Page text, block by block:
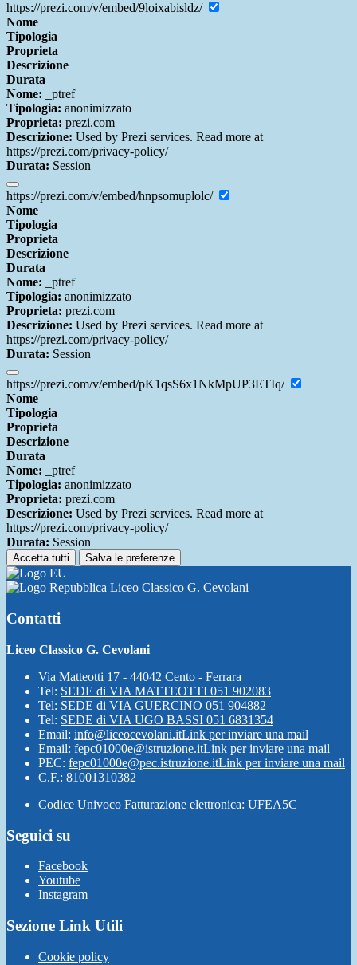
https://prezi.com/v/embed/9loixabisldz/
Nome
Tipologia
Proprieta
Descrizione
Durata
Nome: _ptref
Tipologia: anonimizzato
Proprieta: prezi.com
Descrizione: Used by Prezi services. Read more at
https://prezi.com/privacy-policy/
Durata: Session
https://prezi.com/v/embed/hnpsomuplolc/
Nome
Tipologia
Proprieta
Descrizione
Durata
Nome: _ptref
Tipologia: anonimizzato
Proprieta: prezi.com
Descrizione: Used by Prezi services. Read more at
https://prezi.com/privacy-policy/
Durata: Session
https://prezi.com/v/embed/pK1qsS6x1NkMpUP3ETIq/
Nome
Tipologia
Proprieta
Descrizione
Durata
Nome: _ptref
Tipologia: anonimizzato
Proprieta: prezi.com
Descrizione: Used by Prezi services. Read more at
https://prezi.com/privacy-policy/
Durata: Session
Accetta tutti Salva le preferenze
Liceo Classico G. Cevolani
Contatti
Liceo Classico G. Cevolani
Via Matteotti 17 - 44042 Cento - Ferrara
Tel: SEDE di VIA MATTEOTTI 051 902083
Tel: SEDE di VIA GUERCINO 051 904882
Tel: SEDE di VIA UGO BASSI 051 6831354
Email: info@liceocevolani.itLink per inviare una mail
Email: fepc01000e@istruzione.itLink per inviare una mail
PEC: fepc01000e@pec.istruzione.itLink per inviare una mail
C.F.: 81001310382
Codice Univoco Fatturazione elettronica: UFEA5C
Seguici su
Facebook
Youtube
Instagram
Sezione Link Utili
Cookie policy